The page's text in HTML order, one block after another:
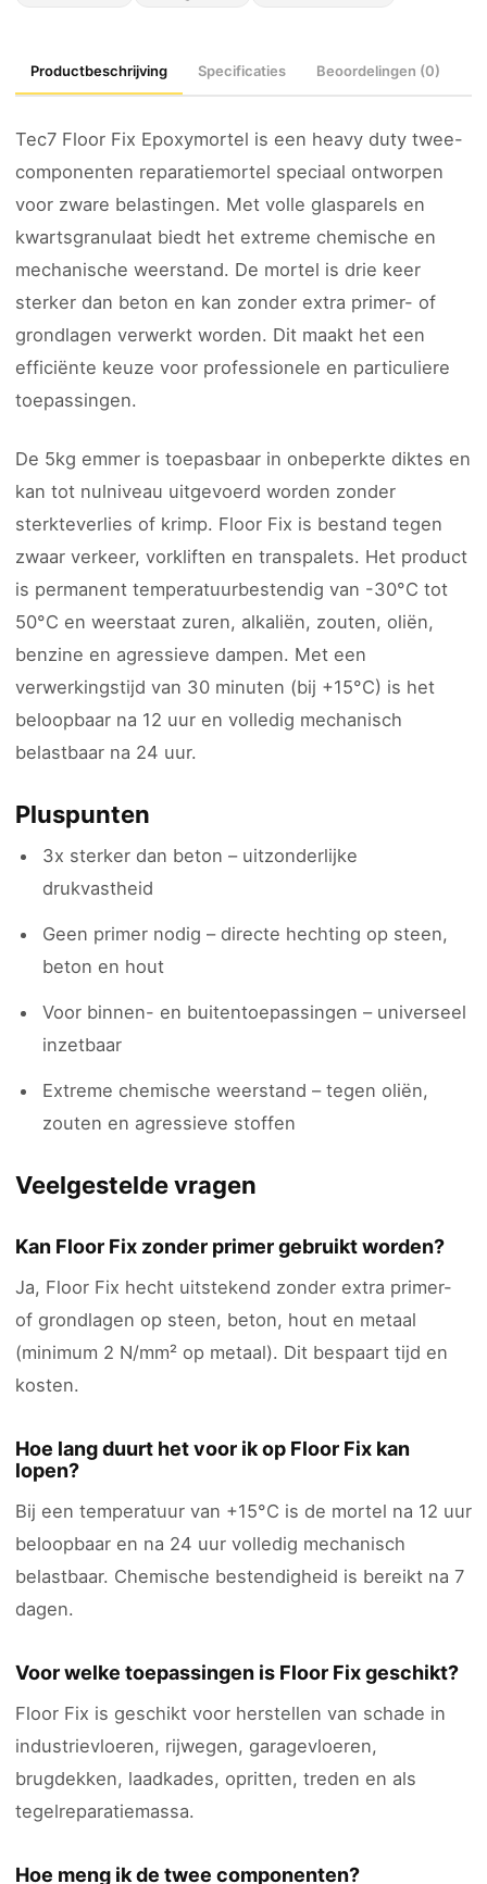
Productbeschrijving Specificaties Beoordelingen (0)
Tec7 Floor Fix Epoxymortel is een heavy duty twee-
componenten reparatiemortel speciaal ontworpen
voor zware belastingen. Met volle glasparels en
kwartsgranulaat biedt het extreme chemische en
mechanische weerstand. De mortel is drie keer
sterker dan beton en kan zonder extra primer- of
grondlagen verwerkt worden. Dit maakt het een
efficiënte keuze voor professionele en particuliere
toepassingen.
De 5kg emmer is toepasbaar in onbeperkte diktes en
kan tot nulniveau uitgevoerd worden zonder
sterkteverlies of krimp. Floor Fix is bestand tegen
zwaar verkeer, vorkliften en transpalets. Het product
is permanent temperatuurbestendig van -30°C tot
50°C en weerstaat zuren, alkaliën, zouten, oliën,
benzine en agressieve dampen. Met een
verwerkingstijd van 30 minuten (bij +15°C) is het
beloopbaar na 12 uur en volledig mechanisch
belastbaar na 24 uur.
Pluspunten
3x sterker dan beton – uitzonderlijke
drukvastheid
Geen primer nodig – directe hechting op steen,
beton en hout
Voor binnen- en buitentoepassingen – universeel
inzetbaar
Extreme chemische weerstand – tegen oliën,
zouten en agressieve stoffen
Veelgestelde vragen
Kan Floor Fix zonder primer gebruikt worden?
Ja, Floor Fix hecht uitstekend zonder extra primer-
of grondlagen op steen, beton, hout en metaal
(minimum 2 N/mm² op metaal). Dit bespaart tijd en
kosten.
Hoe lang duurt het voor ik op Floor Fix kan
lopen?
Bij een temperatuur van +15°C is de mortel na 12 uur
beloopbaar en na 24 uur volledig mechanisch
belastbaar. Chemische bestendigheid is bereikt na 7
dagen.
Voor welke toepassingen is Floor Fix geschikt?
Floor Fix is geschikt voor herstellen van schade in
industrievloeren, rijwegen, garagevloeren,
brugdekken, laadkades, opritten, treden en als
tegelreparatiemassa.
Hoe meng ik de twee componenten?